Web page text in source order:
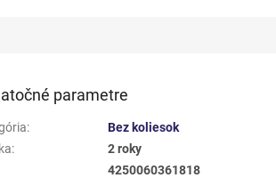
parametre
:
Bez koliesok
:
2 roky
4250060361818